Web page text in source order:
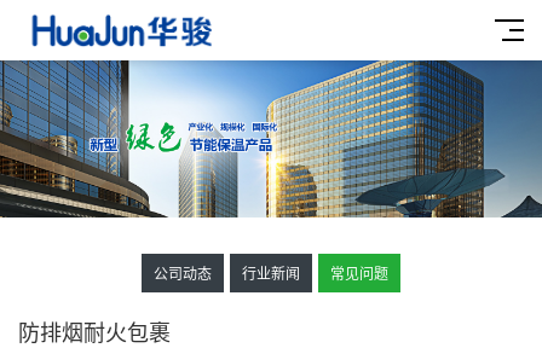
公司动态 行业新闻 常见问题
防排烟耐火包裹